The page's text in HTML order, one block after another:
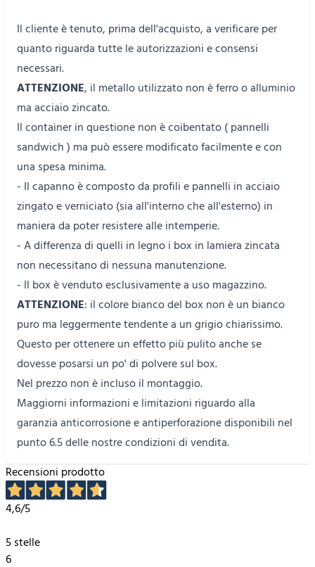
Il cliente è tenuto, prima dell'acquisto, a verificare per
quanto riguarda tutte le autorizzazioni e consensi
necessari.
ATTENZIONE, il metallo utilizzato non è ferro o alluminio
ma acciaio zincato.
Il container in questione non è coibentato ( pannelli
sandwich ) ma può essere modificato facilmente e con
una spesa minima.
- Il capanno è composto da profili e pannelli in acciaio
zingato e verniciato (sia all'interno che all'esterno) in
maniera da poter resistere alle intemperie.
- A differenza di quelli in legno i box in lamiera zincata
non necessitano di nessuna manutenzione.
- Il box è venduto esclusivamente a uso magazzino.
ATTENZIONE: il colore bianco del box non è un bianco
puro ma leggermente tendente a un grigio chiarissimo.
Questo per ottenere un effetto più pulito anche se
dovesse posarsi un po' di polvere sul box.
Nel prezzo non è incluso il montaggio.
Maggiorni informazioni e limitazioni riguardo alla
garanzia anticorrosione e antiperforazione disponibili nel
punto 6.5 delle nostrecondizioni di vendita.
Recensioni prodotto
4,6/5
5 stelle
6